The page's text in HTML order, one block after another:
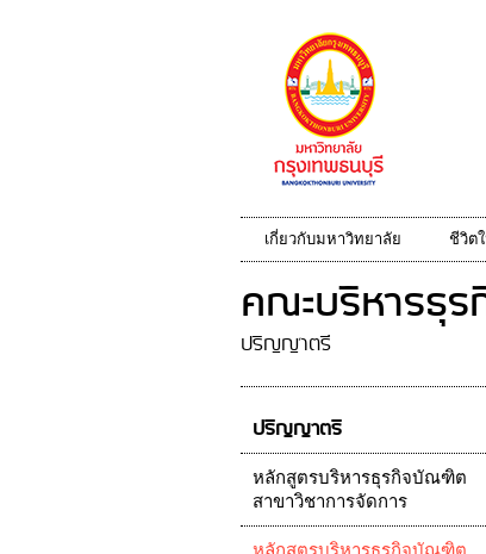
เกี่ยวกับมหาวิทยาลัย ชีวิต
คณะบริหารธุร
ปริญญาตรี
ปริญญาตรี
หลักสูตรบริหารธุรกิจบัณฑิต
สาขาวิชาการจัดการ